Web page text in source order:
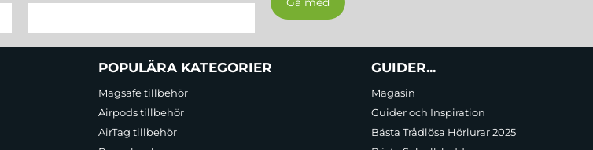
POPULÄRA KATEGORIER
Magsafe tillbehör
Airpods tillbehör
AirTag tillbehör
GUIDER...
Magasin
Guider och Inspiration
Bästa Trådlösa Hörlurar 2025